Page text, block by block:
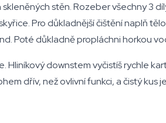
stěn. Rozeber všechny 3
Pro důkladnější čištění naplň tělo
Poté důkladně propláchni horkou
Hliníkový downstem vyčistíš rychle
dřív, než ovlivní funkci, a čistý kus je